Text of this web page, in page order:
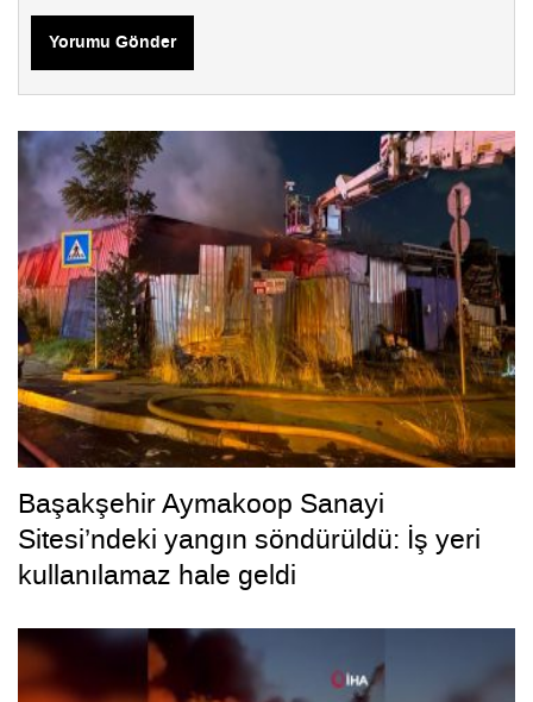
Yorumu Gönder
Başakşehir Aymakoop Sanayi
Sitesi’ndeki yangın söndürüldü: İş yeri
kullanılamaz hale geldi